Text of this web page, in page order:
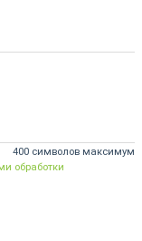
400 символов максимум
обработки